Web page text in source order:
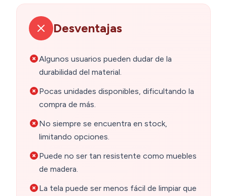
Desventajas
Algunos usuarios pueden dudar de la
durabilidad del material.
Pocas unidades disponibles, dificultando la
compra de más.
No siempre se encuentra en stock,
limitando opciones.
Puede no ser tan resistente como muebles
de madera.
La tela puede ser menos fácil de limpiar que